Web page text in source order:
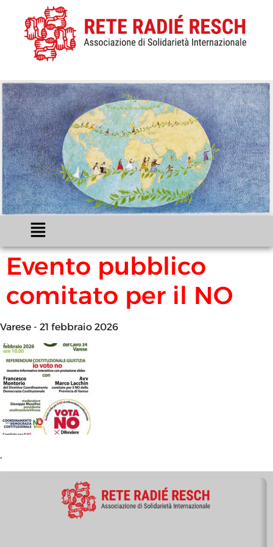
Evento pubblico
comitato per il NO
Varese - 21 febbraio 2026
.